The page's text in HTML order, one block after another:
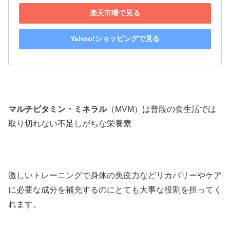
楽天市場で見る
Yahoo!ショッピングで見る
マルチビタミン・ミネラル（MVM）は普段の食生活では
取り切れない不足しがちな栄養素
激しいトレーニングで身体の免疫力などリカバリーやケア
に必要な成分を補充するのにとても大事な役割を担ってく
れます。